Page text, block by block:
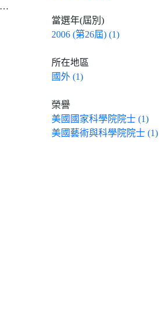
當選年(屆別)
2006 (第26屆) (1)
所在地區
國外 (1)
榮譽
美國國家科學院院士 (1)
美國藝術與科學院院士 (1)